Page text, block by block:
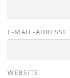
E-MAIL-ADRESSE
WEBSITE